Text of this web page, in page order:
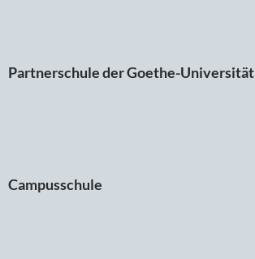
Partnerschule der Goethe-Universität
Campusschule